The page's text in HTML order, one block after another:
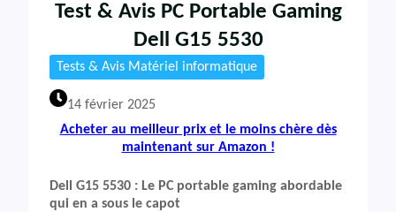
Test & Avis PC Portable Gaming
Dell G15 5530
Tests & Avis Matériel informatique
14 février 2025
Acheter au meilleur prix et le moins chère dès
maintenant sur Amazon !
Dell G15 5530 : Le PC portable gaming abordable
qui en a sous le capot